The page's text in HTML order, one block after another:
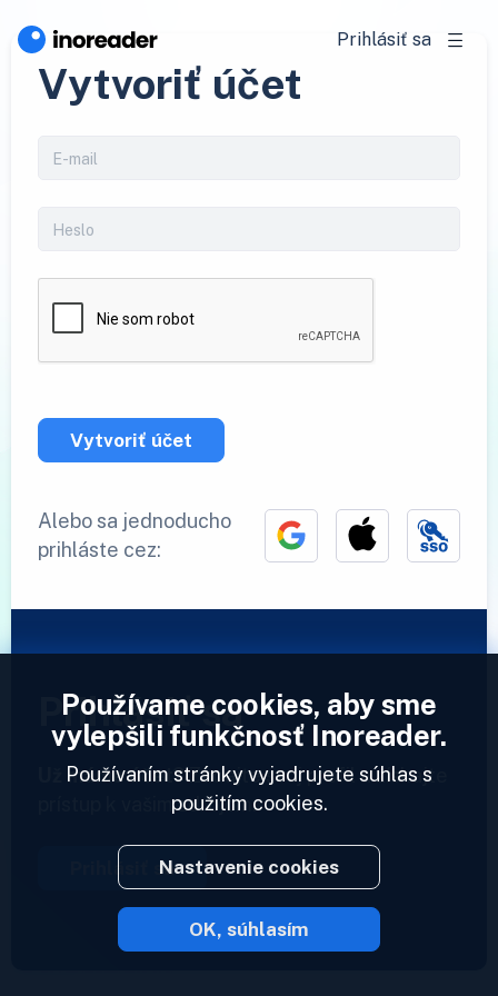
Prihlásiť sa
Vytvoriť účet
Vytvoriť účet
Alebo sa jednoducho
prihláste cez:
Prihlásiť sa
Už máme účet?Zadajte svoj profil a získajte
prístup k vašim zdrojom.
Prihlásiť sa
2023 © Inoreader
Používame cookies, aby sme
vylepšili funkčnosť Inoreader.
Používaním stránky vyjadrujete súhlas s
použitím cookies.
Nastavenie cookies
OK, súhlasím